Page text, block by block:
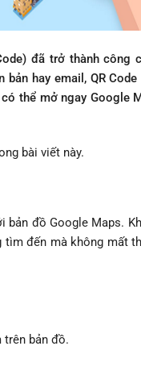
đã trở thành công
hay email, QR
thể mở ngay Google
bài viết này.
đồ Google Maps.
tìm đến mà không mất
trên bản đồ.